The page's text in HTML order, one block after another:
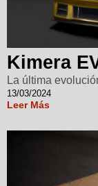
Kimera
La última
13/03/2024
Leer Más